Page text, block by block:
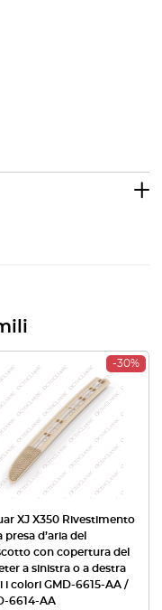
-30%
XJ X350 Rivestimento
presa d’aria del
con copertura del
a sinistra o a destra
i colori GMD-6615-AA /
6614-AA